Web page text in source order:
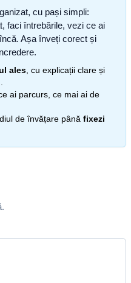
cu pași simpli:
faci întrebările, vezi ce ai
Așa înveți corect și
ales , cu explicații clare și
ai parcurs, ce mai ai de
de învățare până fixezi